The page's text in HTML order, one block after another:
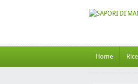
Home